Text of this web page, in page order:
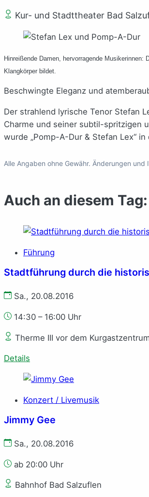
Kur- und Stadttheater Bad
Hinreißende Damen, hervorragende
Klangkörper bildet.
Beschwingte Eleganz und
Der strahlend lyrische Tenor Stefan
Charme und seiner subtil-spritzigen
wurde „Pomp-A-Dur & Stefan Lex“
Alle Angaben ohne Gewähr. Änderungen
Auch an diesem Tag:
Führung
Stadtführung durch die
Sa., 20.08.2016
14:30 – 16:00 Uhr
Therme III vor dem
Details
Konzert / Livemusik
Jimmy Gee
Sa., 20.08.2016
ab 20:00 Uhr
Bahnhof Bad Salzuflen